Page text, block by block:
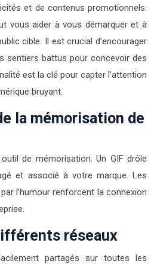
et de contenus promotionnels.
vous aider à vous démarquer et à
cible. Il est crucial d’encourager
sentiers battus pour concevoir des
est la clé pour capter l’attention
bruyant.
la mémorisation de
de mémorisation. Un GIF drôle
et associé à votre marque. Les
l’humour renforcent la connexion
réseaux
partagés sur toutes les